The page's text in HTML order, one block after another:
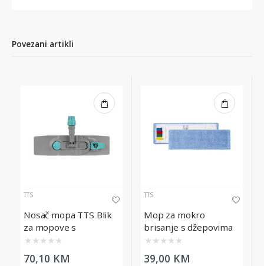
Povezani artikli
TTS
Nosač mopa TTS Blik
za mopove s
džepovima, 50 cm
★ ★ ★ ★ ★
70,10 KM
TTS
Mop za mokro
brisanje s džepovima
Microblue TTS, 50cm
★ ★ ★ ★ ★
39,00 KM